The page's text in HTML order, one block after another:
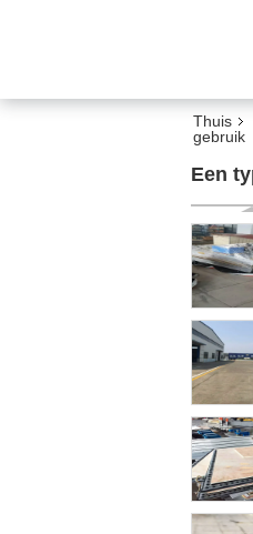
Thuis
gebruik
Een